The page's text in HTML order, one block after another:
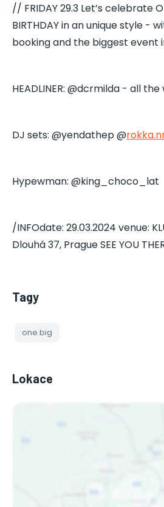
// FRIDAY 29.3 Let’s celebrate
BIRTHDAY in an unique style -
booking and the biggest event
HEADLINER: @dcrmilda - all the
DJ sets: @yendathep @
Hypewman: @king_choco_lat
/INFOdate: 29.03.2024 venue:
Dlouhá 37, Prague SEE YOU
Tagy
one big
Lokace